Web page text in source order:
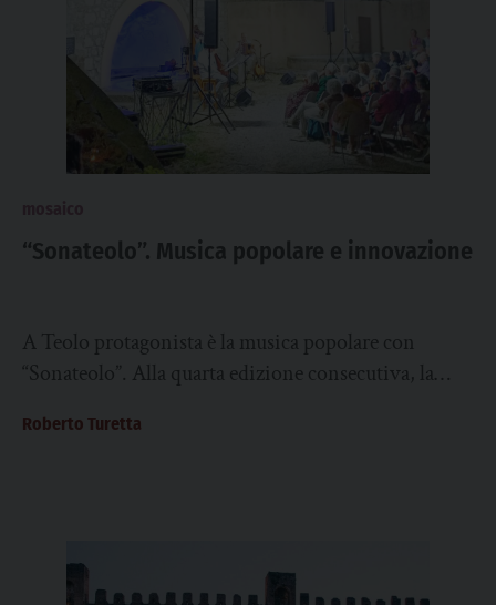
“Sonateolo”. Musica popolare e innovazione
A Teolo protagonista è la musica popolare con
“Sonateolo”. Alla quarta edizione consecutiva, la
venerdì...
Roberto Turetta